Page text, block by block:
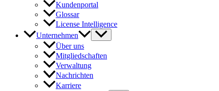
Kundenportal
Glossar
License Intelligence
Unternehmen
Über uns
Mitgliedschaften
Verwaltung
Nachrichten
Karriere